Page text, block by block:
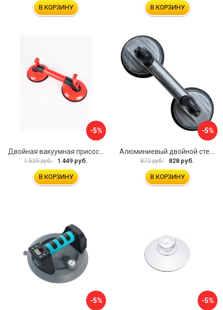
В КОРЗИНУ В КОРЗИНУ
-5%
Двойная вакуумная присоска ARMA P620
1 525 руб. 1 449 руб.
В КОРЗИНУ
-5%
Алюминиевый двойной стеклодомкрат УправДом 4100002750
872 руб. 828 руб.
В КОРЗИНУ
-5% -5%